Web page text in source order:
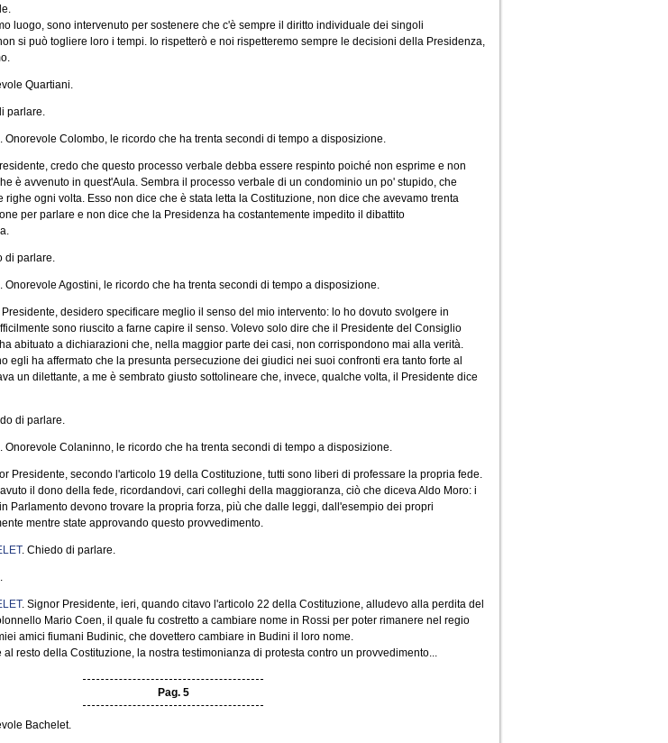
luogo, sono intervenuto per sostenere che c'è sempre il diritto individuale dei singoli
si può togliere loro i tempi. Io rispetterò e noi rispetteremo sempre le decisioni della Presidenza,
Quartiani.
parlare.
Onorevole Colombo, le ricordo che ha trenta secondi di tempo a disposizione.
credo che questo processo verbale debba essere respinto poiché non esprime e non
è avvenuto in quest'Aula. Sembra il processo verbale di un condominio un po' stupido, che
righe ogni volta. Esso non dice che è stata letta la Costituzione, non dice che avevamo trenta
per parlare e non dice che la Presidenza ha costantemente impedito il dibattito
di parlare.
Onorevole Agostini, le ricordo che ha trenta secondi di tempo a disposizione.
Presidente, desidero specificare meglio il senso del mio intervento: lo ho dovuto svolgere in
sono riuscito a farne capire il senso. Volevo solo dire che il Presidente del Consiglio
abituato a dichiarazioni che, nella maggior parte dei casi, non corrispondono mai alla verità.
egli ha affermato che la presunta persecuzione dei giudici nei suoi confronti era tanto forte al
un dilettante, a me è sembrato giusto sottolineare che, invece, qualche volta, il Presidente dice
di parlare.
Onorevole Colaninno, le ricordo che ha trenta secondi di tempo a disposizione.
Presidente, secondo l'articolo 19 della Costituzione, tutti sono liberi di professare la propria fede.
il dono della fede, ricordandovi, cari colleghi della maggioranza, ciò che diceva Aldo Moro: i
Parlamento devono trovare la propria forza, più che dalle leggi, dall'esempio dei propri
mentre state approvando questo provvedimento.
. Chiedo di parlare.
. Signor Presidente, ieri, quando citavo l'articolo 22 della Costituzione, alludevo alla perdita del
Mario Coen, il quale fu costretto a cambiare nome in Rossi per poter rimanere nel regio
amici fiumani Budinic, che dovettero cambiare in Budini il loro nome.
al resto della Costituzione, la nostra testimonianza di protesta contro un provvedimento...
Pag. 5
Bachelet.